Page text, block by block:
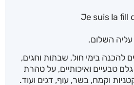
Je suis la fill
השלום.
להכנה בימי חול, שבתות וחגים,
טבעיים ואיכותיים, על טהרת
וקמח, בשר, עוף, דגים ועוד.